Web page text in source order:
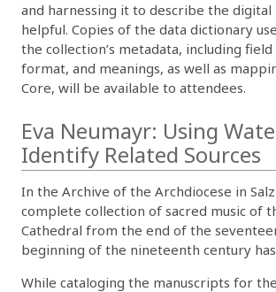
and harnessing it to describe the digital
helpful. Copies of the data dictionary
the collection’s metadata, including
format, and meanings, as well as
Core, will be available to attendees.
Eva Neumayr: Using
Identify Related Sources
In the Archive of the Archdiocese in
complete collection of sacred music of
Cathedral from the end of the
beginning of the nineteenth century
While cataloging the manuscripts for the